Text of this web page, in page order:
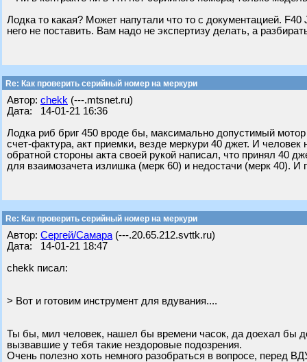
Лодка то какая? Может напутали что то с документацией.
него не поставить. Вам надо не экспертизу делать, а
Re: Как проверить серийный номер на меркури
Автор: chekk (---.mtsnet.ru)
Дата: 14-01-21 16:36
Лодка риб бриг 450 вроде бы, максимально допустимый
счет-фактура, акт приемки, везде меркури 40 джет. И
обратной стороны акта своей рукой написал, что принял 40
для взаимозачета излишка (мерк 60) и недостачи (мерк 40). И
Re: Как проверить серийный номер на меркури
Автор: Сергей/Самара (---.20.65.212.svttk.ru)
Дата: 14-01-21 18:47
chekk писал:
> Вот и готовим инструмент для вдувания....
Ты бы, мил человек, нашел бы времени часок, да доехал бы
вызвавшие у тебя такие нездоровые подозрения.
Очень полезно хоть немного разобраться в вопросе, перед